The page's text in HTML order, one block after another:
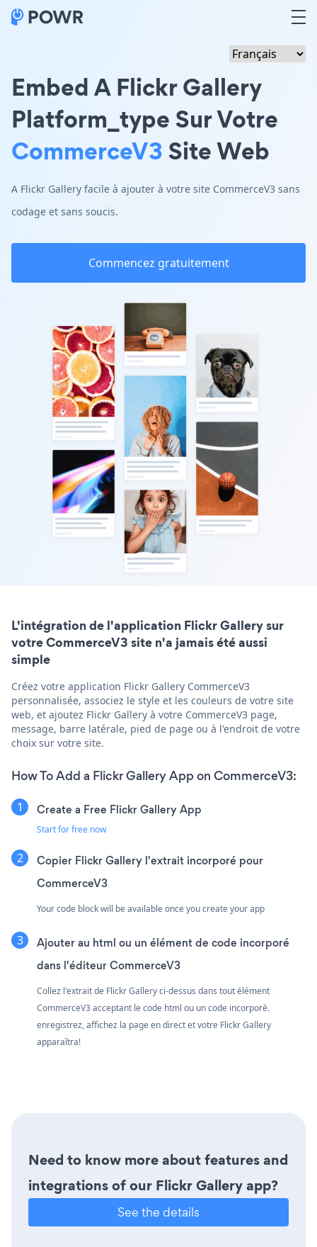
Embed A Flickr Gallery
Platform_type Sur Votre
CommerceV3Site Web
A Flickr Gallery facile à ajouter à votre site CommerceV3 sans
codage et sans soucis.
Commencez gratuitement
L'intégration de l'application Flickr Gallery sur
votre CommerceV3 site n'a jamais été aussi
simple
Créez votre application Flickr Gallery CommerceV3
personnalisée, associez le style et les couleurs de votre site
web, et ajoutez Flickr Gallery à votre CommerceV3 page,
message, barre latérale, pied de page ou à l'endroit de votre
choix sur votre site.
How To Add a Flickr Gallery App on CommerceV3:
Create a Free Flickr Gallery App
Start for free now
Copier Flickr Gallery l'extrait incorporé pour
CommerceV3
Your code block will be available once you create your app
Ajouter au html ou un élément de code incorporé
dans l'éditeur CommerceV3
Collez l'extrait de Flickr Gallery ci-dessus dans tout élément
CommerceV3 acceptant le code html ou un code incorporé.
enregistrez, affichez la page en direct et votre Flickr Gallery
apparaîtra!
Need to know more about features and
integrations of our Flickr Gallery app?
See the details